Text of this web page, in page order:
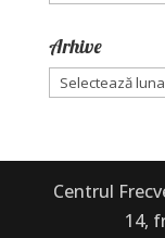
Arhive
Arhive
Centrul
14,